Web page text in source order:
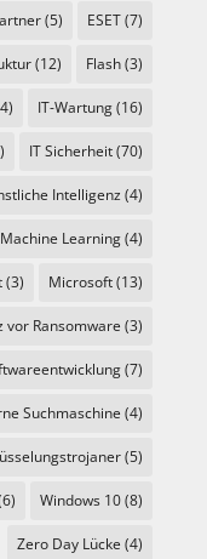
ESET(7)
(5)
Flash(3)
(12)
IT-Wartung(16)
IT Sicherheit(70)
Intelligenz(4)
Machine Learning(4)
Microsoft(13)
(3)
vor Ransomware (3)
(7)
Suchmaschine (4)
(5)
Windows 10(8)
Zero Day Lücke (4)